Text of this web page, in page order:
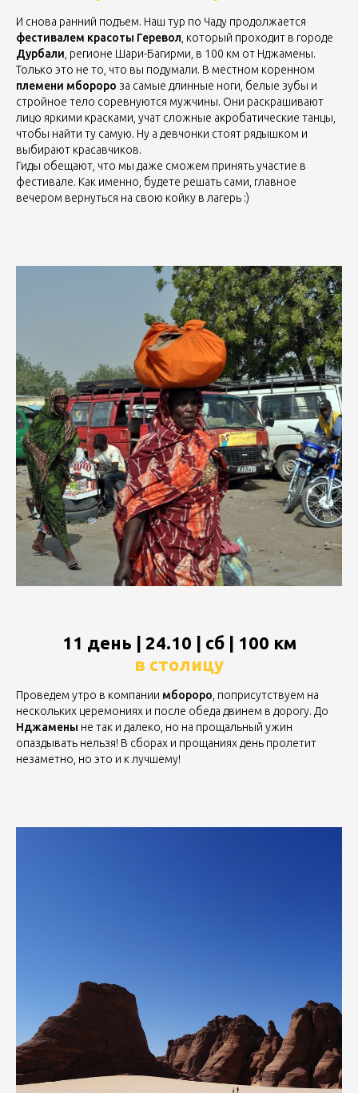
И снова ранний подъем. Наш тур по Чаду продолжается
фестивалем красоты Геревол , который проходит в городе
Дурбали , регионе Шари-Багирми, в 100 км от Нджамены.
Только это не то, что вы подумали. В местном коренном
племени мбороро за самые длинные ноги, белые зубы и
стройное тело соревнуются мужчины. Они раскрашивают
лицо яркими красками, учат сложные акробатические танцы,
чтобы найти ту самую. Ну а девчонки стоят рядышком и
выбирают красавчиков.
Гиды обещают, что мы даже сможем принять участие в
фестивале. Как именно, будете решать сами, главное
вечером вернуться на свою койку в лагерь :)
11 день | 24.10 | сб | 100 км
в столицу
Проведем утро в компании мбороро , поприсутствуем на
нескольких церемониях и после обеда двинем в дорогу. До
Нджамены не так и далеко, но на прощальный ужин
опаздывать нельзя! В сборах и прощаниях день пролетит
незаметно, но это и к лучшему!